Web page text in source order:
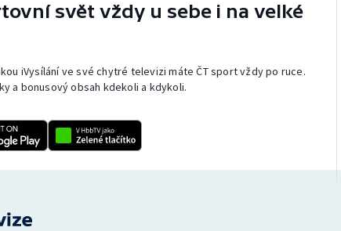
svět vždy u sebe i na velké
iVysílání ve své chytré televizi máte ČT sport vždy po ruce.
a bonusový obsah kdekoli a kdykoli.